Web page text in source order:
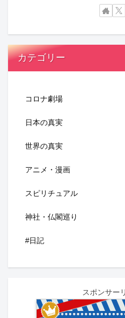
カテゴリー
コロナ劇場
日本の真実
世界の真実
アニメ・漫画
スピリチュアル
神社・仏閣巡り
#日記
スポンサー